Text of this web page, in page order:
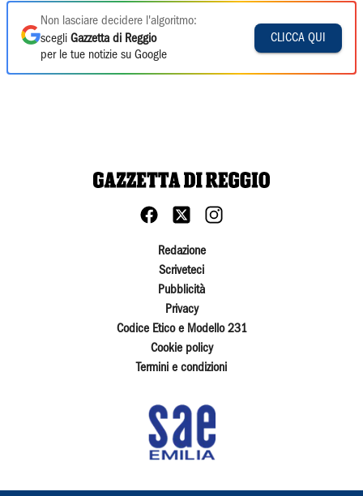
Non lasciare decidere l'algoritmo:
scegli Gazzetta di Reggio
per le tue notizie su Google
CLICCA QUI
Redazione
Scriveteci
Pubblicità
Privacy
Codice Etico e Modello 231
Cookie policy
Termini e condizioni